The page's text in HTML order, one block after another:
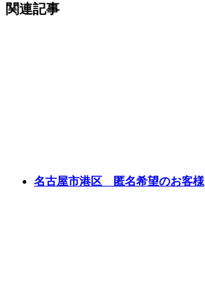
関連記事
名古屋市港区 匿名希望のお客様